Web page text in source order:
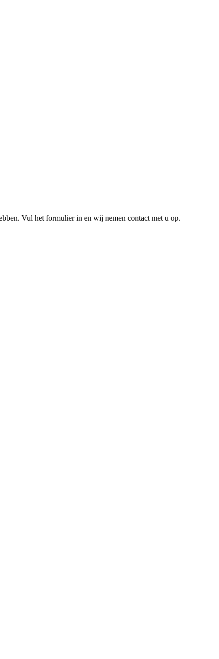
Vul het formulier in en wij nemen contact met u op.